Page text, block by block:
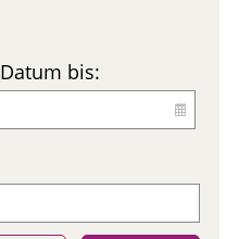
Datum bis: